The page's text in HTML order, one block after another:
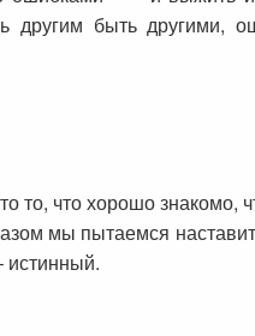
быть другими,
то, что хорошо знакомо,
мы пытаемся
истинный.